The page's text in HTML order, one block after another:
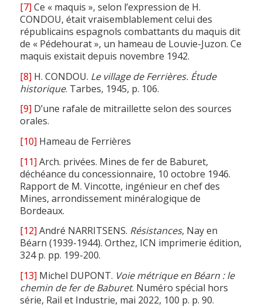
[7] Ce « maquis », selon l’expression de H.
CONDOU, était vraisemblablement celui des
républicains espagnols combattants du maquis dit
de « Pédehourat », un hameau de Louvie-Juzon. Ce
maquis existait depuis novembre 1942.
[8] H. CONDOU. Le village de Ferrières. Étude
historique. Tarbes, 1945, p. 106.
[9] D’une rafale de mitraillette selon des sources
orales.
[10] Hameau de Ferrières
[11] Arch. privées. Mines de fer de Baburet,
déchéance du concessionnaire, 10 octobre 1946.
Rapport de M. Vincotte, ingénieur en chef des
Mines, arrondissement minéralogique de
Bordeaux.
[12] André NARRITSENS. Résistances, Nay en
Béarn (1939-1944). Orthez, ICN imprimerie édition,
324 p. pp. 199-200.
[13] Michel DUPONT. Voie métrique en Béarn : le
chemin de fer de Baburet. Numéro spécial hors
série, Rail et Industrie, mai 2022, 100 p. p. 90.